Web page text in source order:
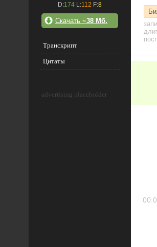
D:174 L:112 F:8
Скачать ~38 Мб.
Транскрипт
Цитаты
advertising placeholder